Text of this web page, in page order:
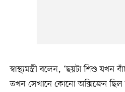
স্বাস্থ্যমন্ত্রী বলেন, ‘ছয়টা শিশু
তখন সেখানে কোনো অক্সিজেন ছিল